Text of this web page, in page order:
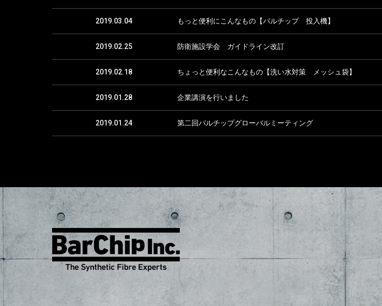
2019.03.04 もっと便利にこんなもの【バルチップ 投入機】
2019.02.25 防衛施設学会 ガイドライン改訂
2019.02.18 ちょっと便利なこんなもの【洗い水対策 メッシュ袋】
2019.01.28 企業講演を行いました
2019.01.24 第二回バルチップグローバルミーティング